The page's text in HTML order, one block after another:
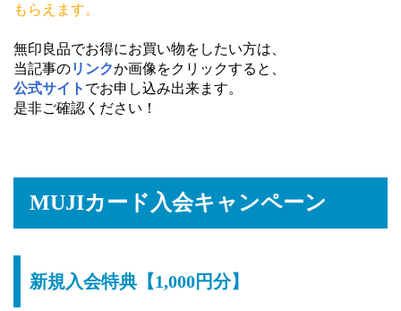
もらえます。
無印良品でお得にお買い物をしたい方は、
当記事のリンクか画像をクリックすると、
公式サイト でお申し込み出来ます。
是非ご確認ください！
MUJIカード入会キャンペーン
新規入会特典【1,000円分】